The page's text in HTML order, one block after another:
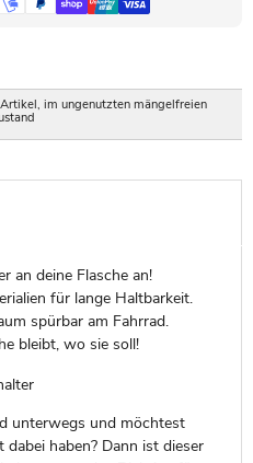
im ungenutzten mängelfreien
an deine Flasche an!
für lange Haltbarkeit.
spürbar am Fahrrad.
bleibt, wo sie soll!
unterwegs und möchtest
haben? Dann ist dieser